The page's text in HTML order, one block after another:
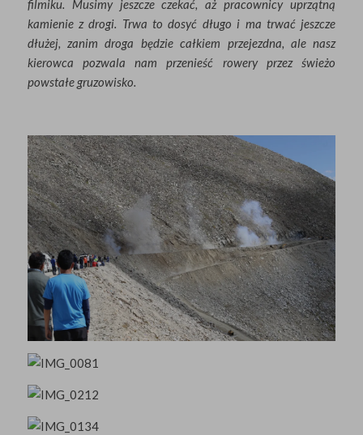
filmiku. Musimy jeszcze czekać, aż pracownicy uprzątną
kamienie z drogi. Trwa to dosyć długo i ma trwać jeszcze
dłużej, zanim droga będzie całkiem przejezdna, ale nasz
kierowca pozwala nam przenieść rowery przez świeżo
powstałe gruzowisko.